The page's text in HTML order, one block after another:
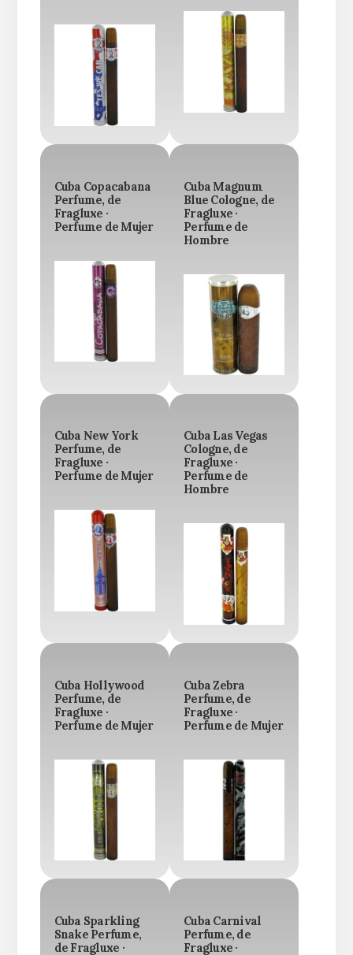
Cuba Copacabana
Perfume, de
Fragluxe ·
Perfume de Mujer
Cuba Magnum
Blue Cologne, de
Fragluxe ·
Perfume de
Hombre
Cuba New York
Perfume, de
Fragluxe ·
Perfume de Mujer
Cuba Las Vegas
Cologne, de
Fragluxe ·
Perfume de
Hombre
Cuba Hollywood
Perfume, de
Fragluxe ·
Perfume de Mujer
Cuba Zebra
Perfume, de
Fragluxe ·
Perfume de Mujer
Cuba Sparkling
Snake Perfume,
de Fragluxe ·
Cuba Carnival
Perfume, de
Fragluxe ·